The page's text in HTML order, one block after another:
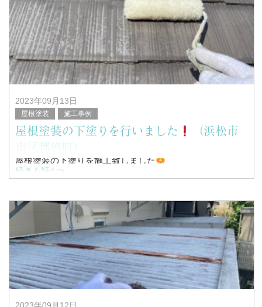
浜松市南区を中心に塗装工事全般を行っている、
塗替家の堤と申します。
&n
2023年09月13日
屋根塗装 施工事例
屋根塗装の下塗りを行いました
（浜松市
南区都盛町）
屋根塗装の下塗りを施工致しました
こんにちは！
浜松市南区を中心に塗装工事全般を行っている、
塗替家の堤と申します。
続きを読む>